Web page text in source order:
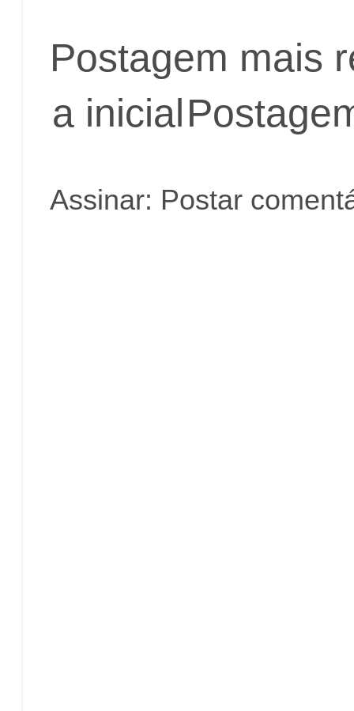
Postagem mais
a inicial
Assinar: Postar